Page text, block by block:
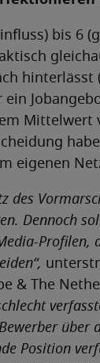
bis 6
hinterlässt
Mittelwert
eigenen
des
Dennoch
Profilen,
& The
über
Position